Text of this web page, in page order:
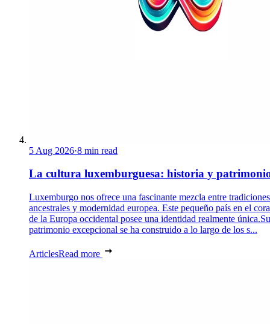
5 Aug 2026·8 min read
La cultura luxemburguesa: historia y
Luxemburgo nos ofrece una fascinante mezcla entre tradiciones
ancestrales y modernidad europea. Este pequeño país en el
de la Europa occidental posee una identidad realmente única.Su
patrimonio excepcional se ha construido a lo largo de los s...
ArticlesRead more